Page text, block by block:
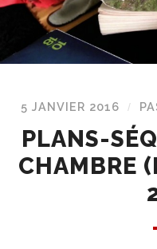
5 JANVIER 2016 /
PLANS-
CHAMBRE